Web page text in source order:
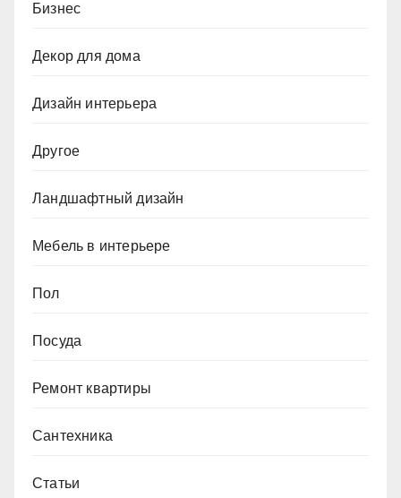
Бизнес
Декор для дома
Дизайн интерьера
Другое
Ландшафтный дизайн
Мебель в интерьере
Пол
Посуда
Ремонт квартиры
Сантехника
Статьи